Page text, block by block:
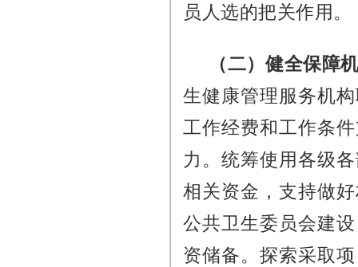
员人选的把关作用。
（二）健全保障
生健康管理服务机
工作经费和工作条
力。统筹使用各级
相关资金，支持做
公共卫生委员会建
资储备。探索采取